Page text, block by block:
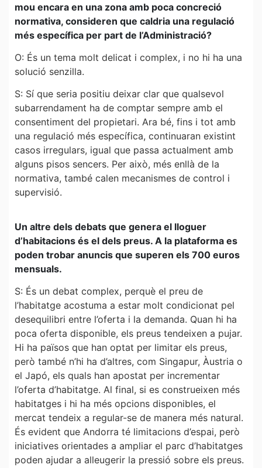
mou encara en una zona amb poca concreció
normativa, consideren que caldria una regulació
més específica per part de l’Administració?
O: És un tema molt delicat i complex, i no hi ha una
solució senzilla.
S: Sí que seria positiu deixar clar que qualsevol
subarrendament ha de comptar sempre amb el
consentiment del propietari. Ara bé, fins i tot amb
una regulació més específica, continuaran existint
casos irregulars, igual que passa actualment amb
alguns pisos sencers. Per això, més enllà de la
normativa, també calen mecanismes de control i
supervisió.
Un altre dels debats que genera el lloguer
d’habitacions és el dels preus. A la plataforma es
poden trobar anuncis que superen els 700 euros
mensuals.
S: És un debat complex, perquè el preu de
l’habitatge acostuma a estar molt condicionat pel
desequilibri entre l’oferta i la demanda. Quan hi ha
poca oferta disponible, els preus tendeixen a pujar.
Hi ha països que han optat per limitar els preus,
però també n’hi ha d’altres, com Singapur, Àustria o
el Japó, els quals han apostat per incrementar
l’oferta d’habitatge. Al final, si es construeixen més
habitatges i hi ha més opcions disponibles, el
mercat tendeix a regular-se de manera més natural.
És evident que Andorra té limitacions d’espai, però
iniciatives orientades a ampliar el parc d’habitatges
poden ajudar a alleugerir la pressió sobre els preus.